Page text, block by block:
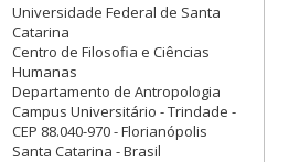
Universidade Federal de Santa
Catarina
Centro de Filosofia e Ciências
Humanas
Departamento de Antropologia
Campus Universitário - Trindade -
CEP 88.040-970 - Florianópolis
Santa Catarina - Brasil